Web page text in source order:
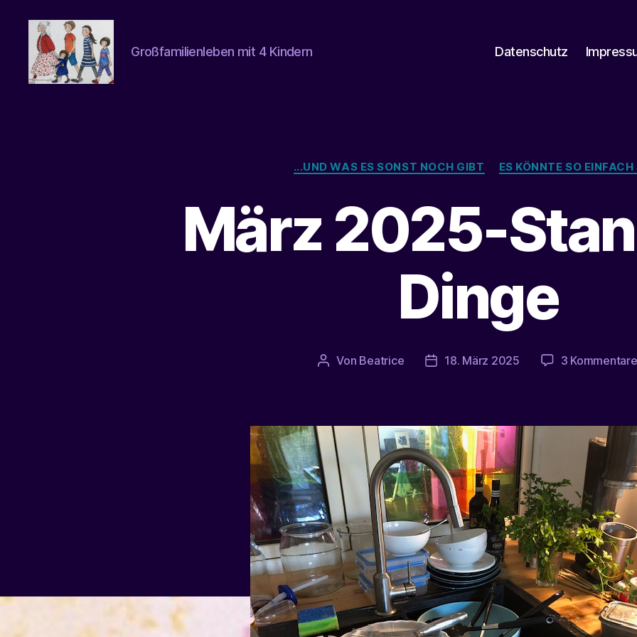
Großfamilienleben mit 4 Kindern Datenschutz
Kategorien
...UND WAS ES SONST NOCH GIBT ES KÖNNTE SO EINFACH
März 2025-
Dinge
Beitragsautor
Von Beatrice Veröffentlichungsdatum
18. März 2025 3 Kommentare